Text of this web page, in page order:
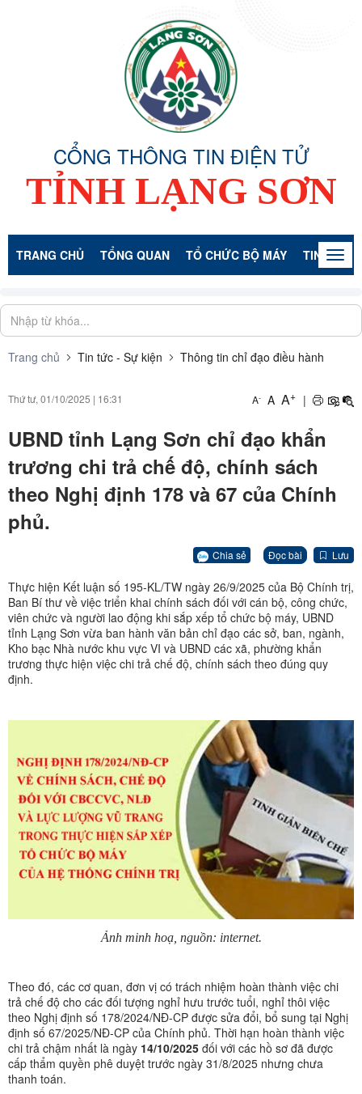
CỔNG THÔNG TIN ĐIỆN TỬ
TỈNH LẠNG SƠN
TRANG CHỦ TỔNG QUAN TỔ CHỨC BỘ MÁY TIN TỨC -
Trang chủ Tin tức - Sự kiện Thông tin chỉ đạo điều hành
Thứ tư, 01/10/2025 | 16:31 A- A A+ |
UBND tỉnh Lạng Sơn chỉ đạo khẩn
trương chi trả chế độ, chính sách
theo Nghị định 178 và 67 của Chính
phủ.
Chia sẻ Đọc bài Lưu
Thực hiện Kết luận số 195-KL/TW ngày 26/9/2025 của Bộ Chính trị,
Ban Bí thư về việc triển khai chính sách đối với cán bộ, công chức,
viên chức và người lao động khi sắp xếp tổ chức bộ máy, UBND
tỉnh Lạng Sơn vừa ban hành văn bản chỉ đạo các sở, ban, ngành,
Kho bạc Nhà nước khu vực VI và UBND các xã, phường khẩn
trương thực hiện việc chi trả chế độ, chính sách theo đúng quy
định.
Ảnh minh hoạ, nguồn: internet.
Theo đó, các cơ quan, đơn vị có trách nhiệm hoàn thành việc chi
trả chế độ cho các đối tượng nghỉ hưu trước tuổi, nghỉ thôi việc
theo Nghị định số 178/2024/NĐ-CP được sửa đổi, bổ sung tại Nghị
định số 67/2025/NĐ-CP của Chính phủ. Thời hạn hoàn thành việc
chi trả chậm nhất là ngày 14/10/2025 đối với các hồ sơ đã được
cấp thẩm quyền phê duyệt trước ngày 31/8/2025 nhưng chưa
thanh toán.